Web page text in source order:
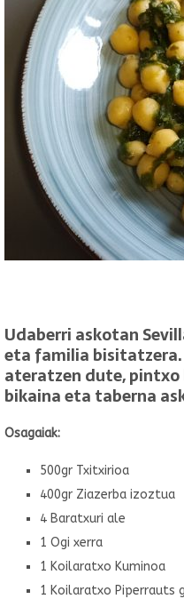
Udaberri askotan
eta familia
ateratzen dute, pintxo
bikaina eta taberna
Osagaiak:
500gr Txitxirioa
400gr Ziazerba izoztua
4 Baratxuri ale
1 Ogi xerra
1 Koilaratxo Kuminoa
1 Koilaratxo Piperrauts